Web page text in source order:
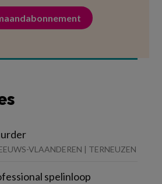
VLAANDEREN | TERNEUZEN
spelinloop